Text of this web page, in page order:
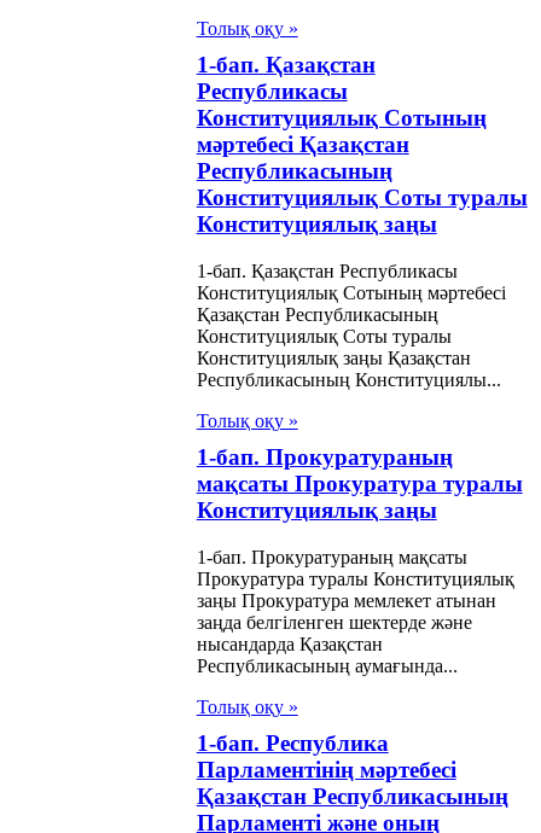
Толық оқу »
1-бап. Қазақстан
Республикасы
Конституциялық Сотының
мәртебесі Қазақстан
Республикасының
Конституциялық Соты туралы
Конституциялық заңы
1-бап. Қазақстан Республикасы
Конституциялық Сотының мәртебесі
Қазақстан Республикасының
Конституциялық Соты туралы
Конституциялық заңы Қазақстан
Республикасының Конституциялы...
Толық оқу »
1-бап. Прокуратураның
мақсаты Прокуратура туралы
Конституциялық заңы
1-бап. Прокуратураның мақсаты
Прокуратура туралы Конституциялық
заңы Прокуратура мемлекет атынан
заңда белгіленген шектерде және
нысандарда Қазақстан
Республикасының аумағында...
Толық оқу »
1-бап. Республика
Парламентiнiң мәртебесi
Қазақстан Республикасының
Парламентi және оның